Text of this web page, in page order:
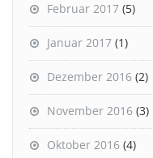
Februar 2017 (5)
Januar 2017 (1)
Dezember 2016 (2)
November 2016 (3)
Oktober 2016 (4)